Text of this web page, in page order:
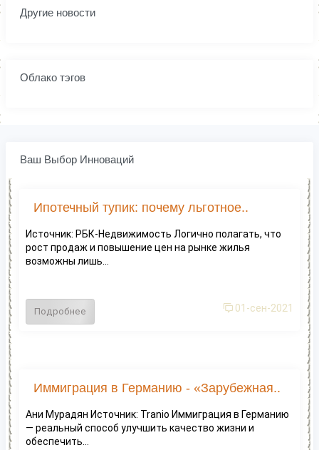
Другие новости
Облако тэгов
Ваш Выбор Инноваций
Ипотечный тупик: почему льготное..
Источник: РБК-Недвижимость Логично полагать, что
рост продаж и повышение цен на рынке жилья
возможны лишь...
Подробнее 01-сен-2021
Иммиграция в Германию - «Зарубежная..
Ани Мурадян Источник: Tranio Иммиграция в Германию
— реальный способ улучшить качество жизни и
обеспечить...